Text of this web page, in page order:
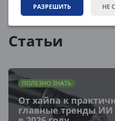
РАЗРЕШИТЬ НЕ
Статьи
ПОЛЕЗНО ЗНАТЬ
От хайпа к
главные тренды ИИ